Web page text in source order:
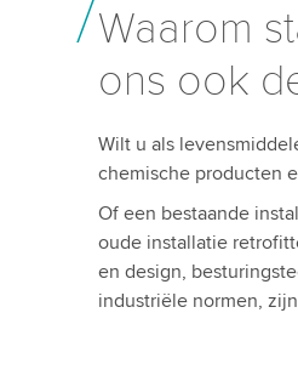
Waarom
ons ook
Wilt u als
chemische producten
Of een bestaande
oude installatie
en design,
industriële normen,